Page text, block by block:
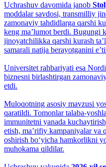
Uchrashuv davomida janob
moddalar savdosi, transmilliy
zamonaviy tahdidlarga qarshi
keng maʼlumot berdi. Bugungi
jinoyatchilikka qarshi kurash
samarali natija berayotganini
Universitet rahbariyati esa
biznesni birlashtirgan
etdi.
Muloqotning asosiy mavzusi
qaratildi. Tomonlar talaba-
immunitetni yanada
etish, maʼrifiy kampaniyalar va
oshirish bo‘yicha hamkorlikni
muhokama qildilar.